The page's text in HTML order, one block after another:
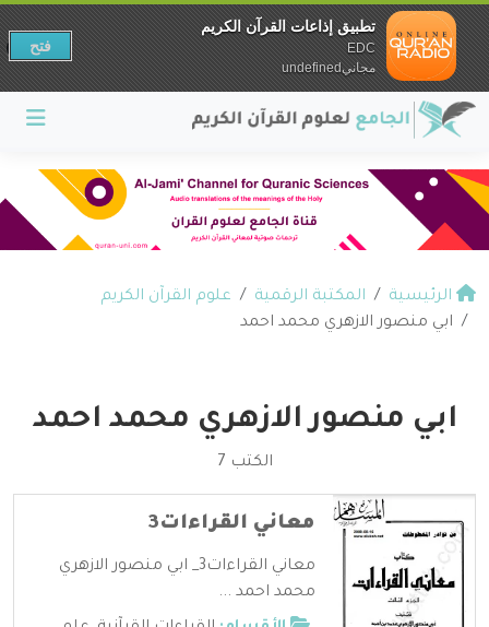
الرئيسية المكتبة الرقمية
علوم القرآن الكريم
ابي منصور الازهري محمد احمد
ابي منصور الازهري محمد احمد
الكتب 7
معاني القراءات3
معاني القراءات3_ ابي منصور الازهري
محمد احمد ...
تطبيق إذاعات القرآن الكريم
EDC
مجانيundefined
فتح